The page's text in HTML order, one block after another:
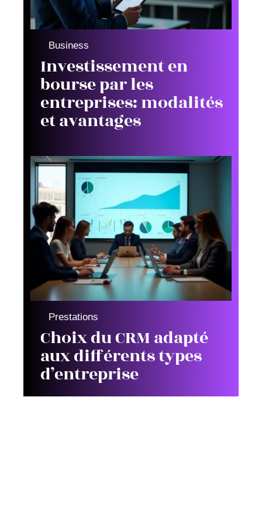
Business
Investissement en
bourse par les
entreprises: modalités
et avantages
Prestations
Choix du CRM adapté
aux différents types
d’entreprise